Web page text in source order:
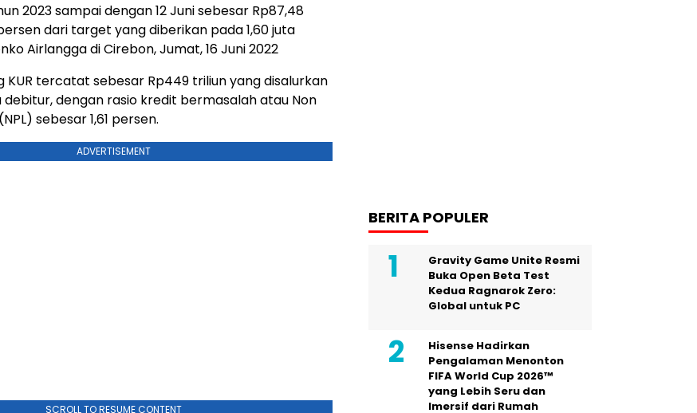
2023 sampai dengan 12 Juni sebesar Rp87,48
dari target yang diberikan pada 1,60 juta
Airlangga di Cirebon, Jumat, 16 Juni 2022
KUR tercatat sebesar Rp449 triliun yang disalurkan
debitur, dengan rasio kredit bermasalah atau Non
sebesar 1,61 persen.
ADVERTISEMENT
SCROLL TO RESUME CONTENT
BERITA POPULER
Gravity Game Unite Resmi
Buka Open Beta Test
Kedua Ragnarok Zero:
Global untuk PC
Hisense Hadirkan
Pengalaman Menonton
FIFA World Cup 2026™
yang Lebih Seru dan
Imersif dari Rumah